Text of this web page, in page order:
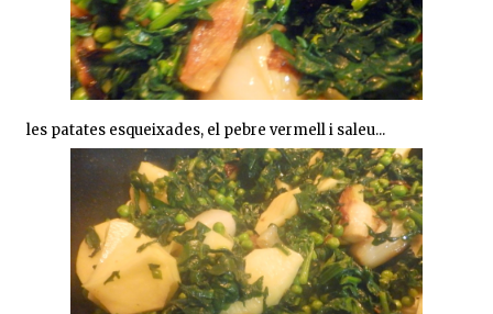
les patates esqueixades, el pebre vermell i saleu...